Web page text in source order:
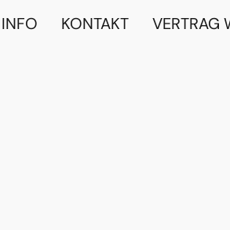
INFO KONTAKT VERTRAG